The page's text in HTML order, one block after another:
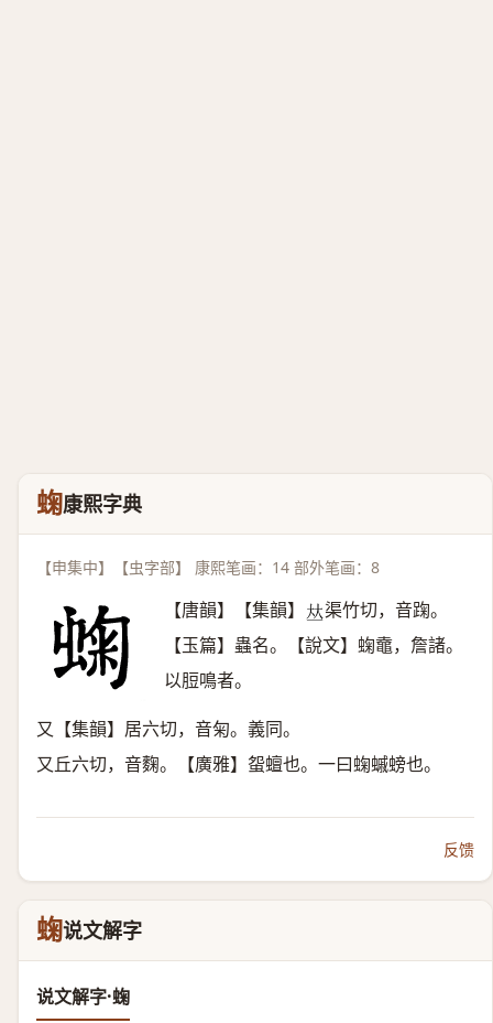
䗇康熙字典
【申集中】【虫字部】 康熙笔画：14 部外笔画：8
【唐韻】【集韻】 𠀤渠竹切，音踘。
【玉篇】蟲名。【說文】䗇鼀，詹諸。
以脰鳴者。
又【集韻】居六切，音匊。義同。
又丘六切，音麴。【廣雅】䖤蟺也。一曰䗇䗩螃也。
反馈
䗇说文解字
说文解字·䗇